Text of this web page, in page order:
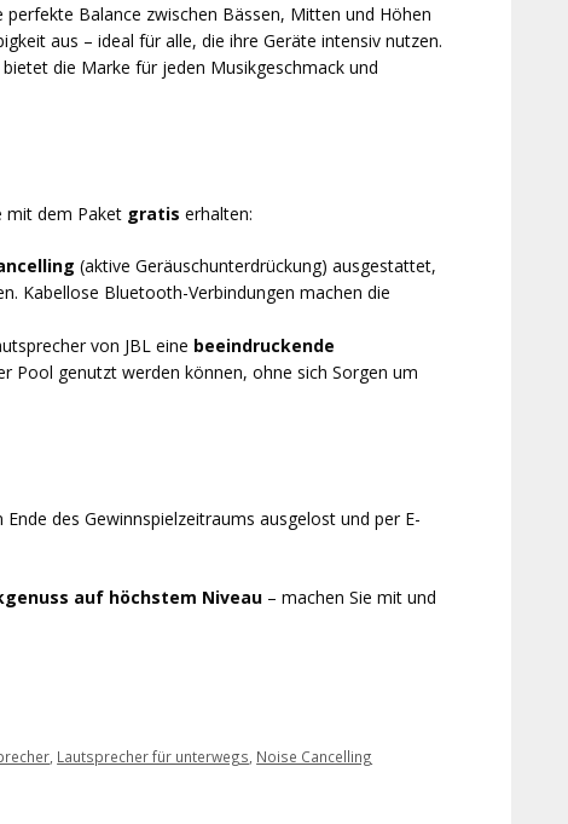
Balance zwischen Bässen, Mitten und Höhen
aus – ideal für alle, die ihre Geräte intensiv nutzen.
bietet die Marke für jeden Musikgeschmack und
mit dem Paket gratis erhalten:
(aktive Geräuschunterdrückung) ausgestattet,
Kabellose Bluetooth-Verbindungen machen die
von JBL eine beeindruckende
Pool genutzt werden können, ohne sich Sorgen um
des Gewinnspielzeitraums ausgelost und per E-
auf höchstem Niveau – machen Sie mit und
, Lautsprecher für unterwegs, Noise Cancelling